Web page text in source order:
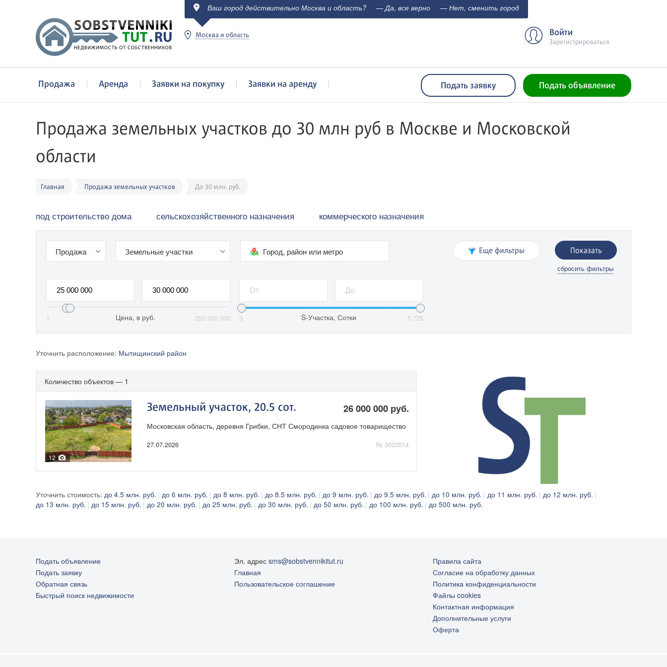
c Ваш город действительно Москва и область? — Да, все верно — Нет, сменить город
Москва и область Войти
Зарегистрироваться
Продажа Аренда Заявки на покупку Заявки на аренду Подать заявку Подать объявление
Продажа земельных участков до 30 млн руб в Москве и Московской
области
Главная Продажа земельных участков До 30 млн. руб.
под строительство дома сельскохозяйственного назначения коммерческого назначения
Продажа Земельные участки Город, район или метро Показать
Еще фильтры
сбросить фильтры
250 000 000
1 Цена, в руб. 5 725
3 S-Участка, Сотки
Уточнить расположение: Мытищинский район
Количество объектов — 1
12
Земельный участок, 20.5 сот. 26 000 000 руб.
Московская область, деревня Грибки, СНТ Смородинка садовое товарищество
27.07.2026 № 3033514
Уточнить стоимость: до 4.5 млн. руб. до 6 млн. руб. до 8 млн. руб. до 8.5 млн. руб. до 9 млн. руб. до 9.5 млн. руб. до 10 млн. руб. до 11 млн. руб. до 12 млн. руб.
до 13 млн. руб. до 15 млн. руб. до 20 млн. руб. до 25 млн. руб. до 30 млн. руб. до 50 млн. руб. до 100 млн. руб. до 500 млн. руб.
Подать объявление
Подать заявку
Обратная связь
Быстрый поиск недвижимости
Эл. адрес sms@sobstvennikitut.ru
Главная
Пользовательское соглашение
Правила сайта
Согласие на обработку данных
Политика конфиденциальности
Файлы cookies
Контактная информация
Дополнительные услуги
Оферта